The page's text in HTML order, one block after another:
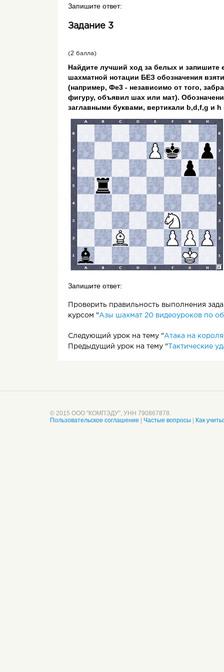
Запишите ответ:
Задание 3
(2 балла)
Найдите лучший ход за белых и запишите
шахматной нотации БЕЗ обозначения
(например, Фе3 - независимо от того,
фигуру, объявил шах или мат).
заглавными буквами, вертикали b,d,f,g и h
Запишите ответ:
Проверить правильность выполнения
курсом "Азы шахмат 20 видеоуроков по
Следующий урок на тему "Атака на короля
Предыдущий урок на тему " Тактические
© 2015 ООО "КОМПЭДУ", УНН 790867878.
Пользовательское соглашение
Частые вопросы Как